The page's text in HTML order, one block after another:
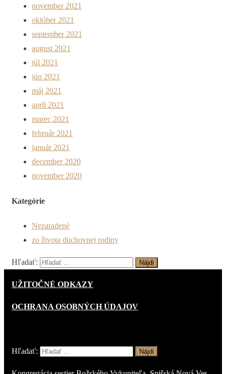
november 2021
október 2021
september 2021
august 2021
júl 2021
jún 2021
máj 2021
apríl 2021
marec 2021
február 2021
január 2021
december 2020
november 2020
Kategórie
Nezaradené
zo života duchovnej rodiny
Hľadať:
UŽITOČNÉ ODKAZY
OCHRANA OSOBNÝCH ÚDAJOV
Hľadať: